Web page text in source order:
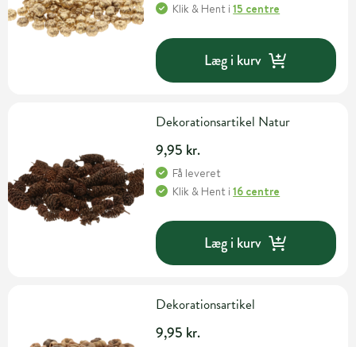
Klik & Hent i15 centre
Læg i kurv
Dekorationsartikel Natur
9,95 kr.
Få leveret
Klik & Hent i16 centre
Læg i kurv
Dekorationsartikel
9,95 kr.